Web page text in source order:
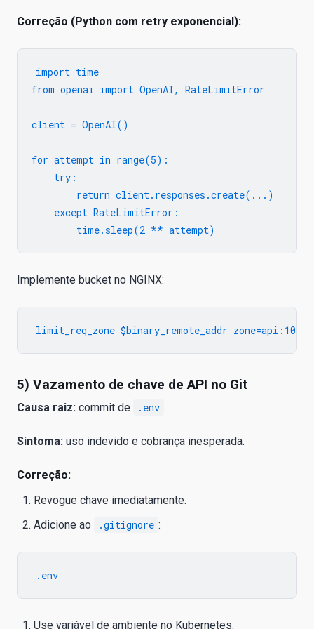
Correção (Python com retry exponencial):
import time
from openai import OpenAI, RateLimitError
client = OpenAI()
for attempt in range(5):
    try:
        return client.responses.create(...)
    except RateLimitError:
Implemente bucket no NGINX:
5) Vazamento de chave de API no Git
Causa raiz: commit de .env .
Sintoma: uso indevido e cobrança inesperada.
Correção:
Revogue chave imediatamente.
Adicione ao
.gitignore :
Use variável de ambiente no Kubernetes: